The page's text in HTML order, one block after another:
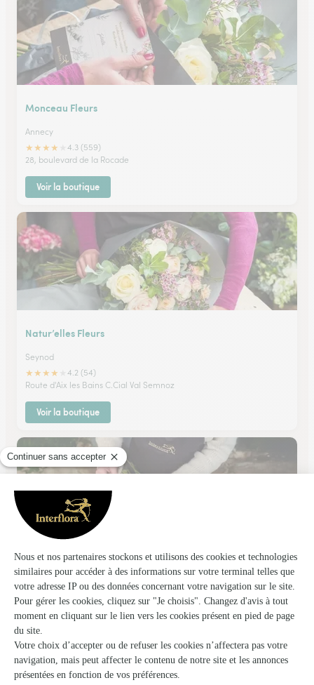
Monceau Fleurs
Annecy
★★★★
4.3 (559)
28, boulevard de la Rocade
Voir la boutique
Natur’elles Fleurs
Seynod
★★★★
4.2 (54)
Route d'Aix les Bains C.Cial Val Semnoz
Voir la boutique
Monceau Fleurs
Pringy
★ ★★★ ★4.2 (169)
251, route d'Annecy
Voir la boutique